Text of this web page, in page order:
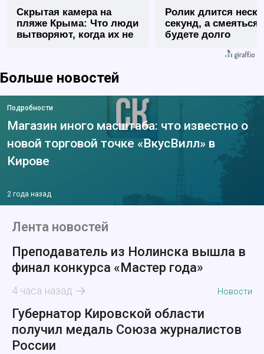
Скрытая камера на
пляже Крыма: Что люди
вытворяют, когда их не
Ролик длится
секунд, а смеяться
будете долго
Больше новостей
Подробности
Магазин иного масштаба: что известно о
новой торговой точке «ВкусВилл» в
Кирове
2 года назад
Лента новостей
Преподаватель из Нолинска вышла в
финал конкурса «Мастер года»
4 часа назад Новости
Губернатор Кировской области
получил медаль Союза журналистов
России